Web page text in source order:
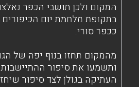
המקום ולכן תושבי הכפר
בתקופת מלחמת יום
ככפר סורי.
מהמקום תחזו בנוף יפה של
ותשמעו את סיפור ההתיישבות
העתיקה בגולן לצד סיפור